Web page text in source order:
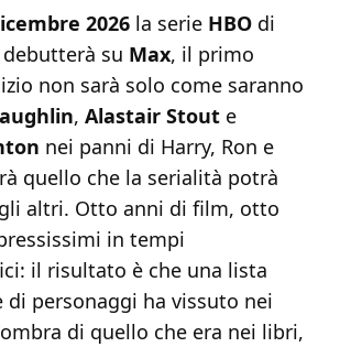
2026 la serie HBO di
debutterà su Max, il primo
non sarà solo come saranno
, Alastair Stout e
nei panni di Harry, Ron e
quello che la serialità potrà
altri. Otto anni di film, otto
in tempi
il risultato è che una lista
di personaggi ha vissuto nei
di quello che era nei libri,